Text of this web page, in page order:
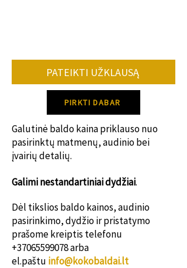
miegamojo interjerą.
Galimi dydžiai:
2010 × 2200 × 1200 mm
2210 × 2200 × 1200 mm
PATEIKTI UŽKLAUSĄ
PIRKTI DABAR
Galutinė baldo kaina priklauso nuo
pasirinktų matmenų, audinio bei
įvairių detalių.
Galimi nestandartiniai dydžiai.
Dėl tikslios baldo kainos, audinio
pasirinkimo, dydžio ir pristatymo
prašome kreiptis telefonu
+37065599078arba
el.paštu info@kokobaldai.lt